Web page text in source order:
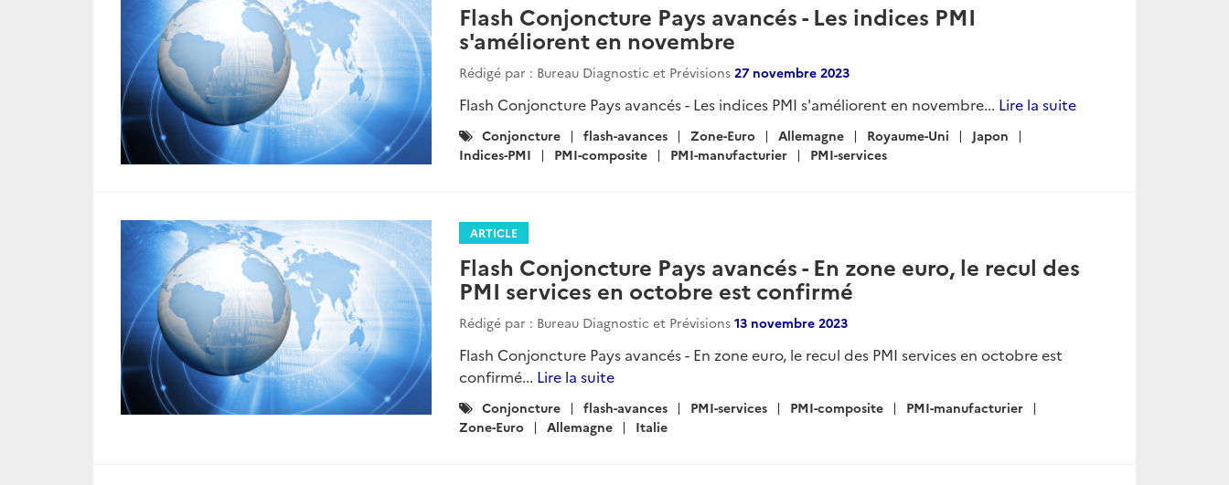
Flash Conjoncture Pays avancés - Les indices PMI
s'améliorent en novembre
Rédigé par : Bureau Diagnostic et Prévisions 27 novembre 2023
Flash Conjoncture Pays avancés - Les indices PMI s'améliorent en novembre... Lire la suite
Catégories
:
Conjoncture flash-avances Zone-Euro Allemagne Royaume-Uni
Japon
Indices-PMI
PMI-composite PMI-manufacturier PMI-services
ARTICLE
Flash Conjoncture Pays avancés - En zone euro, le recul des
PMI services en octobre est confirmé
Rédigé par : Bureau Diagnostic et Prévisions 13 novembre 2023
Flash Conjoncture Pays avancés - En zone euro, le recul des PMI services en octobre est
confirmé... Lire la suite
Catégories
:
Conjoncture flash-avances PMI-services PMI-composite
PMI-manufacturier
Zone-Euro
Allemagne Italie